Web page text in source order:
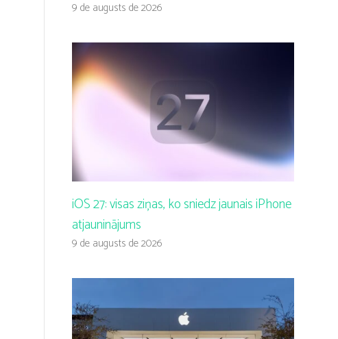
9 de augusts de 2026
iOS 27: visas ziņas, ko sniedz jaunais iPhone
atjauninājums
9 de augusts de 2026